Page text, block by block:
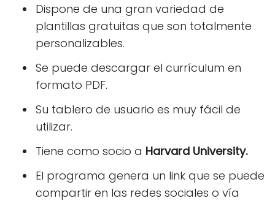
Dispone de una gran variedad de
plantillas gratuitas que son totalmente
personalizables.
Se puede descargar el currículum en
formato PDF.
Su tablero de usuario es muy fácil de
utilizar.
Tiene como socio a Harvard University.
El programa genera un link que se puede
compartir en las redes sociales o vía